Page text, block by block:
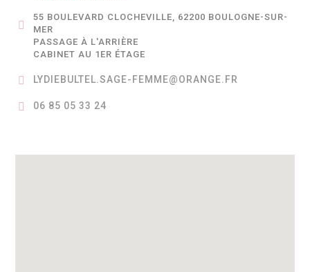
55 BOULEVARD CLOCHEVILLE, 62200 BOULOGNE-SUR-
MER
PASSAGE À L'ARRIÈRE
CABINET AU 1ER ÉTAGE
LYDIEBULTEL.SAGE-FEMME@ORANGE.FR
06 85 05 33 24